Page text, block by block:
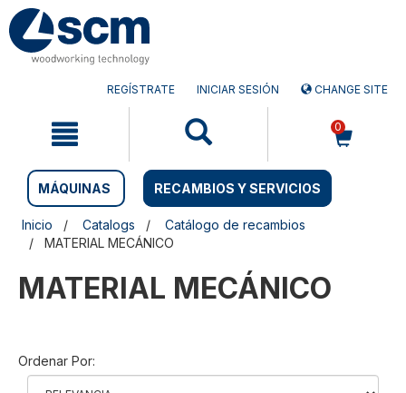
Saltar
contenido
Saltar
menú
REGÍSTRATE INICIAR SESIÓN CHANGE SITE
0
MÁQUINAS RECAMBIOS Y SERVICIOS
Inicio Catalogs
Catálogo de recambios
MATERIAL MECÁNICO
MATERIAL MECÁNICO
Ordenar Por: